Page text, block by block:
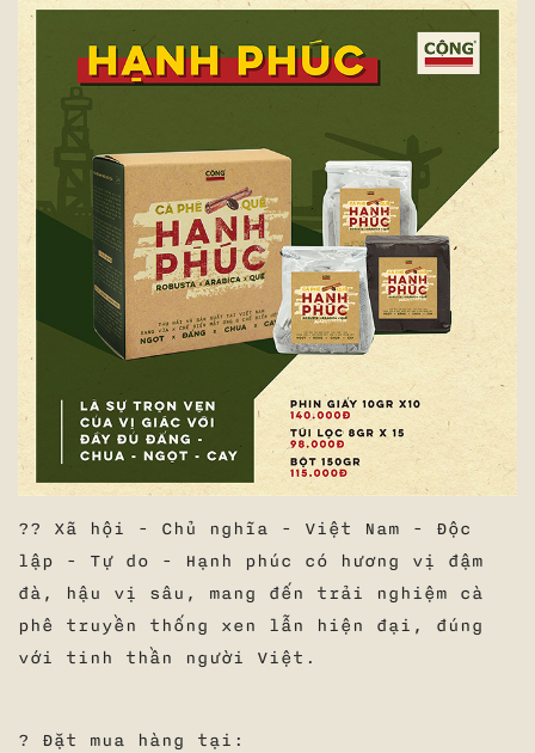
?? Xã hội - Chủ nghĩa - Việt Nam - Độc
lập - Tự do - Hạnh phúc có hương vị đậm
đà, hậu vị sâu, mang đến trải nghiệm cà
phê truyền thống xen lẫn hiện đại, đúng
với tinh thần người Việt.
? Đặt mua hàng tại: